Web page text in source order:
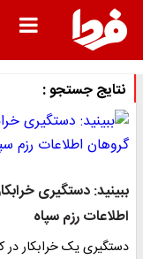
نتایج جستجو :
ببینید: دستگیری
اطلاعات رزم سپاه
دستگیری یک خرابکار در